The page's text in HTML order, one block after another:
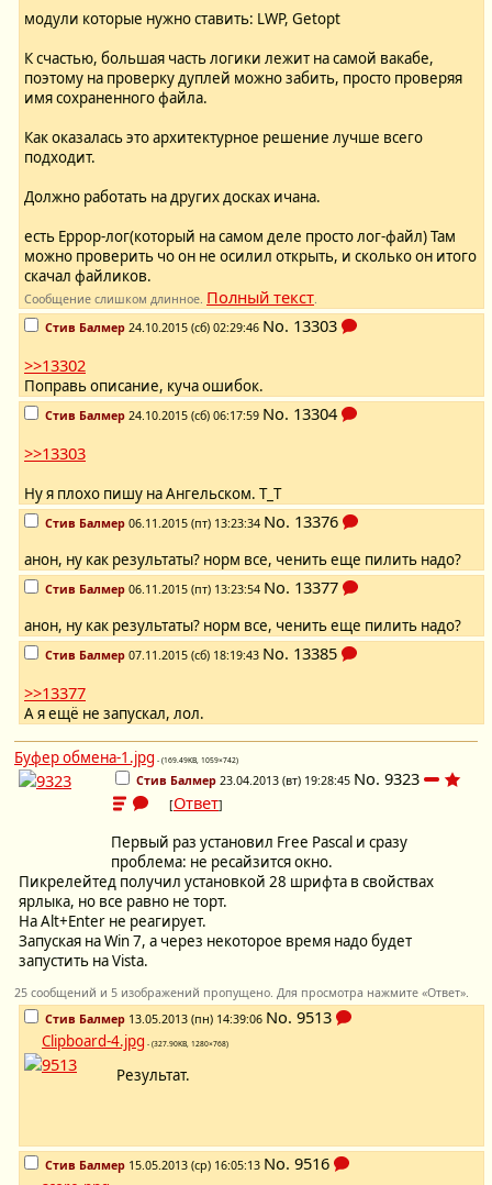
модули которые нужно ставить: LWP, Getopt
К счастью, большая часть логики лежит на самой вакабе,
поэтому на проверку дуплей можно забить, просто проверяя
имя сохраненного файла.
Как оказалась это архитектурное решение лучше всего
подходит.
Должно работать на других досках ичана.
есть Еррор-лог(который на самом деле просто лог-файл) Там
можно проверить чо он не осилил открыть, и сколько он итого
скачал файликов.
Сообщение слишком длинное. Полный текст.
Стив Балмер 24.10.2015 (сб) 02:29:46 No. 13303
>>13302
Поправь описание, куча ошибок.
Стив Балмер 24.10.2015 (сб) 06:17:59 No. 13304
>>13303
Ну я плохо пишу на Ангельском. Т_Т
Стив Балмер 06.11.2015 (пт) 13:23:34 No. 13376
анон, ну как результаты? норм все, ченить еще пилить надо?
Стив Балмер 06.11.2015 (пт) 13:23:54 No. 13377
анон, ну как результаты? норм все, ченить еще пилить надо?
Стив Балмер 07.11.2015 (сб) 18:19:43 No. 13385
>>13377
А я ещё не запускал, лол.
Буфер обмена-1.jpg - (169.49KB, 1059×742)
Стив Балмер 23.04.2013 (вт) 19:28:45 No. 9323
[Ответ]
Первый раз установил Free Pascal и сразу
проблема: не ресайзится окно.
Пикрелейтед получил установкой 28 шрифта в свойствах
ярлыка, но все равно не торт.
На Alt+Enter не реагирует.
Запуская на Win 7, а через некоторое время надо будет
запустить на Vista.
25 сообщений и 5 изображений пропущено. Для просмотра нажмите «Ответ».
Стив Балмер 13.05.2013 (пн) 14:39:06 No. 9513
Clipboard-4.jpg - (327.90KB, 1280×768)
Результат.
Стив Балмер 15.05.2013 (ср) 16:05:13 No. 9516